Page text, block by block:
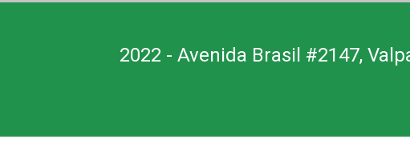
2022 - Avenida Brasil #2147,